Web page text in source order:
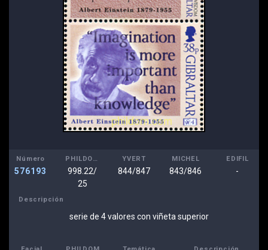
Número
576193
PHILDOM
998.22/
25
YVERT
844/847
MICHEL
843/846
EDIFIL
-
Descripción
serie de 4 valores con viñeta superior